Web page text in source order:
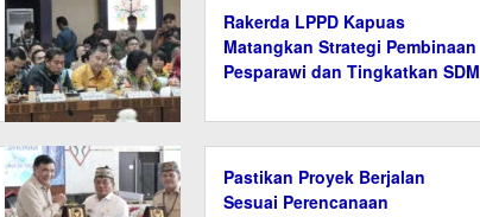
Rakerda LPPD Kapuas
Matangkan Strategi Pembinaan
Pesparawi dan Tingkatkan SDM
Pastikan Proyek Berjalan
Sesuai Perencanaan